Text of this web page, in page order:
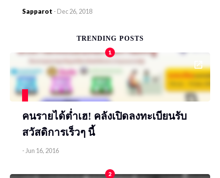
Sapparot - Dec 26, 2018
TRENDING POSTS
1
คนรายได้ต่ำเฮ! คลังเปิดลงทะเบียนรับ
สวัสดิการเร็วๆ นี้
- Jun 16, 2016
2